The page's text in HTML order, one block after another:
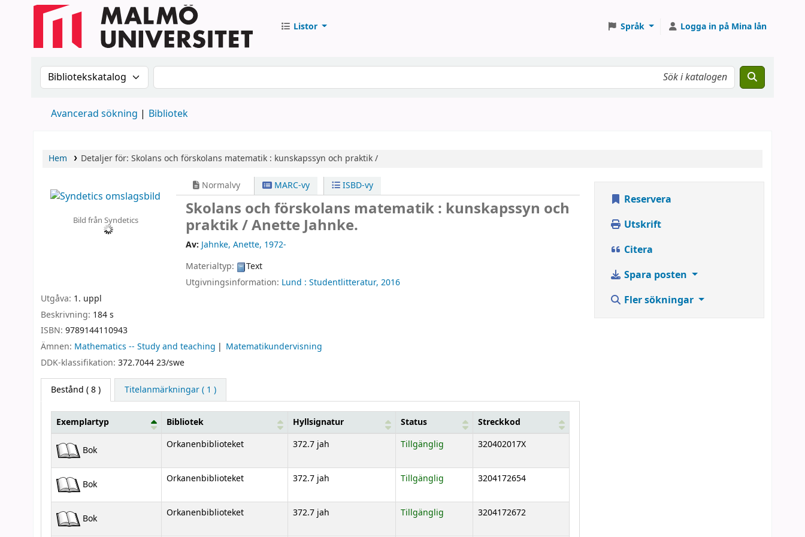
Listor Språk Logga in på Mina lån
Sök i katalogen efter:Sök i katalogen
Avancerad sökning Bibliotek
Hem Detaljer för: Skolans och förskolans matematik : kunskapssyn och praktik /
Bild från Syndetics
Normalvy MARC-vy ISBD-vy
Skolans och förskolans matematik : kunskapssyn och
praktik /Anette Jahnke.
Av: Jahnke, Anette, 1972-
Materialtyp:
Text
Utgivningsinformation: Lund : Studentlitteratur, 2016
Utgåva: 1. uppl
Beskrivning: 184 s
ISBN: 9789144110943
Ämnen: Mathematics -- Study and teaching
Matematikundervisning
DDK-klassifikation: 372.7044 23/swe
Bestånd ( 8 ) Titelanmärkningar ( 1 )
Bestånd
Exemplartyp Bibliotek Hyllsignatur Status Streckkod
Bok Orkanenbiblioteket 372.7 jah Tillgänglig 320402017X
Bok Orkanenbiblioteket 372.7 jah Tillgänglig 3204172654
Bok Orkanenbiblioteket 372.7 jah Tillgänglig 3204172672
Reservera
Utskrift
Citera
Spara posten
Fler sökningar